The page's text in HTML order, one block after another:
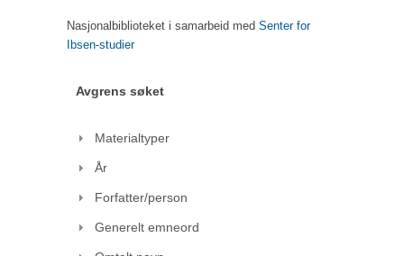
Nasjonalbiblioteket i samarbeid med Senter for
Ibsen-studier
Avgrens søket
Materialtyper
År
Forfatter/person
Generelt emneord